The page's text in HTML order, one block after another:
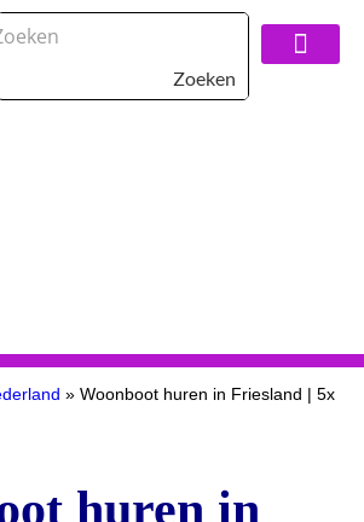
Zoeken
» Woonboot huren in Friesland | 5x
huren in